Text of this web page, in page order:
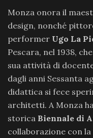
Monza onora il
design, nonché
performer Ugo La
Pescara, nel 1938,
sua attività di
dagli anni Sessanta
didattica si fece
architetti. A Monza
storica Biennale di
collaborazione con